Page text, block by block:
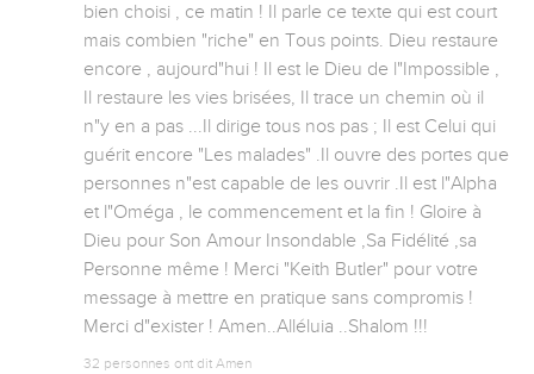
bien choisi , ce matin ! Il parle ce texte qui est court
mais combien "riche" en Tous points. Dieu restaure
encore , aujourd"hui ! Il est le Dieu de l"Impossible ,
Il restaure les vies brisées, Il trace un chemin où il
n"y en a pas ...Il dirige tous nos pas ; Il est Celui qui
guérit encore "Les malades" .Il ouvre des portes que
personnes n"est capable de les ouvrir .Il est l"Alpha
et l"Oméga , le commencement et la fin ! Gloire à
Dieu pour Son Amour Insondable ,Sa Fidélité ,sa
Personne même ! Merci "Keith Butler" pour votre
message à mettre en pratique sans compromis !
Merci d"exister ! Amen..Alléluia ..Shalom !!!
32 personnes ont dit Amen